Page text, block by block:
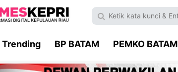
Trending BP BATAM PEMKO BATAM